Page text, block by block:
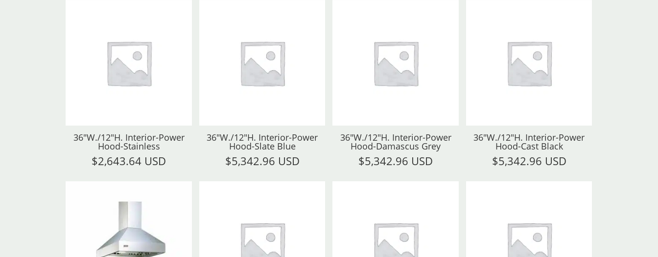
36"W./12"H. Interior-Power
Hood-Stainless
$2,643.64 USD
36"W./12"H. Interior-Power
Hood-Slate Blue
$5,342.96 USD
36"W./12"H. Interior-Power
Hood-Damascus Grey
$5,342.96 USD
36"W./12"H. Interior-Power
Hood-Cast Black
$5,342.96 USD